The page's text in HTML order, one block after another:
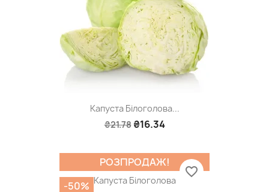
Капуста Білоголова...
₴21.78 ₴16.34
Капуста Білоголова
РОЗПРОДАЖ!
-50%
favorite_border